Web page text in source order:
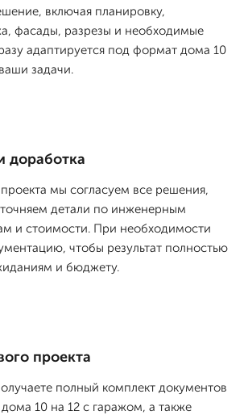
включая планировку,
фасады, разрезы и необходимые
адаптируется под формат дома 10
задачи.
доработка
мы согласуем все решения,
детали по инженерным
и стоимости. При необходимости
чтобы результат полностью
и бюджету.
проекта
полный комплект документов
дома 10 на 12 с гаражом, а также